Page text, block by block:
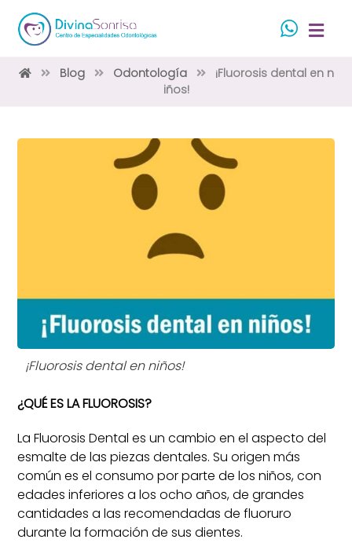
Blog Odontología
¡Fluorosis dental en n
iños!
¡Fluorosis dental en niños!
¿QUÉ ES LA FLUOROSIS?
La Fluorosis Dental es un cambio en el aspecto del
esmalte de las piezas dentales. Su origen más
común es el consumo por parte de los niños, con
edades inferiores a los ocho años, de grandes
cantidades a las recomendadas de fluoruro
durante la formación de sus dientes.